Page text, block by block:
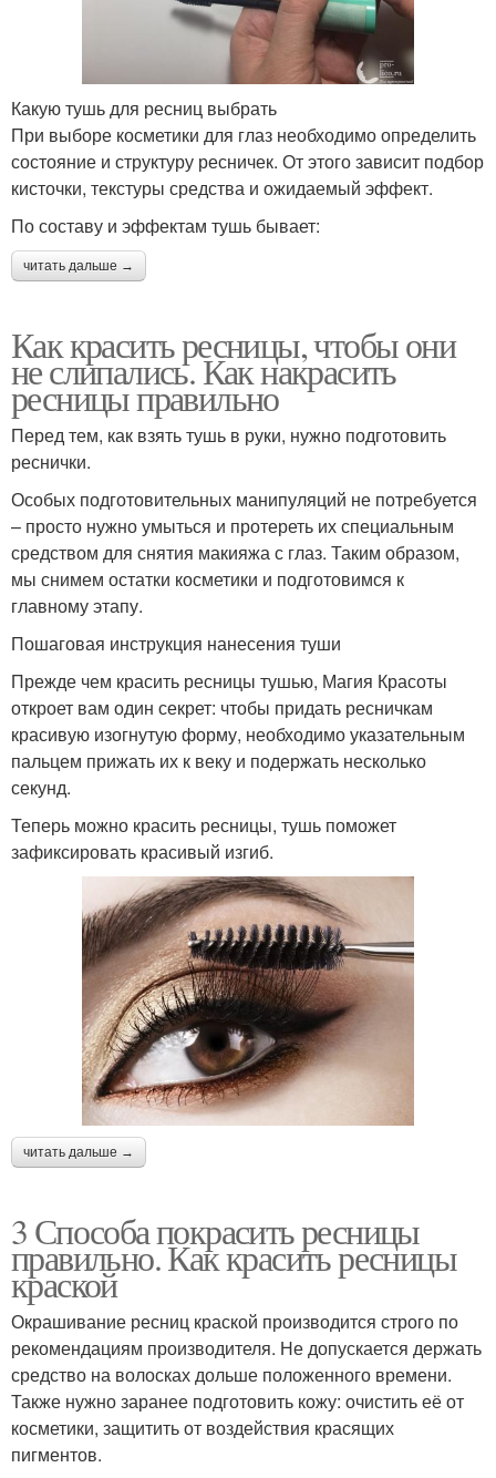
Какую тушь для ресниц выбрать
При выборе косметики для глаз необходимо определить
состояние и структуру ресничек. От этого зависит подбор
кисточки, текстуры средства и ожидаемый эффект.
По составу и эффектам тушь бывает:
читать дальше →
Как красить ресницы, чтобы они
не слипались. Как накрасить
ресницы правильно
Перед тем, как взять тушь в руки, нужно подготовить
реснички.
Особых подготовительных манипуляций не потребуется
– просто нужно умыться и протереть их специальным
средством для снятия макияжа с глаз. Таким образом,
мы снимем остатки косметики и подготовимся к
главному этапу.
Пошаговая инструкция нанесения туши
Прежде чем красить ресницы тушью, Магия Красоты
откроет вам один секрет: чтобы придать ресничкам
красивую изогнутую форму, необходимо указательным
пальцем прижать их к веку и подержать несколько
секунд.
Теперь можно красить ресницы, тушь поможет
зафиксировать красивый изгиб.
читать дальше →
3 Способа покрасить ресницы
правильно. Как красить ресницы
краской
Окрашивание ресниц краской производится строго по
рекомендациям производителя. Не допускается держать
средство на волосках дольше положенного времени.
Также нужно заранее подготовить кожу: очистить её от
косметики, защитить от воздействия красящих
пигментов.